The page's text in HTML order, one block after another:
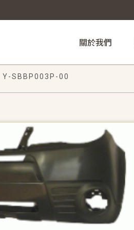
關於我們
Y-SBBP003P-00